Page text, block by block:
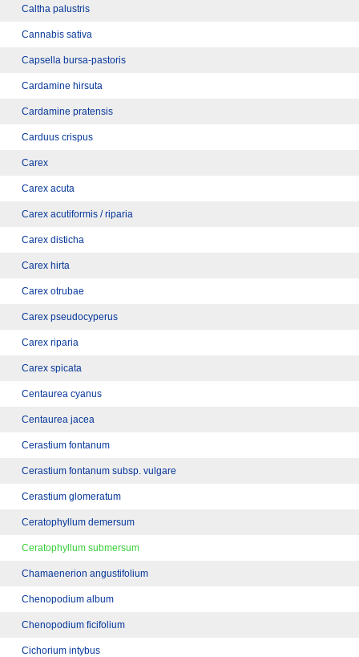
Caltha palustris
Cannabis sativa
Capsella bursa-pastoris
Cardamine hirsuta
Cardamine pratensis
Carduus crispus
Carex
Carex acuta
Carex acutiformis / riparia
Carex disticha
Carex hirta
Carex otrubae
Carex pseudocyperus
Carex riparia
Carex spicata
Centaurea cyanus
Centaurea jacea
Cerastium fontanum
Cerastium fontanum subsp. vulgare
Cerastium glomeratum
Ceratophyllum demersum
Ceratophyllum submersum
Chamaenerion angustifolium
Chenopodium album
Chenopodium ficifolium
Cichorium intybus